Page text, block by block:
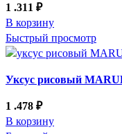
1 .311 ₽
В корзину
Быстрый просмотр
Уксус рисовый
1 .478 ₽
В корзину